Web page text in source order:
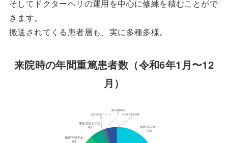
そしてドクターヘリの運用を中心に修練を積むことがで
きます。
搬送されてくる患者層も、実に多種多様。
来院時の年間重篤患者数（令和6年1月〜12
月）